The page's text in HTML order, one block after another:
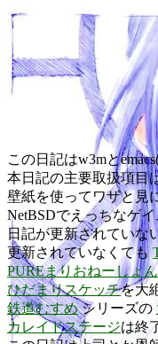
この日記はw3mと
本日記の主要取扱項目
壁紙を使ってワザと見
NetBSDでえっちなゲ
日記が更新されていな
更新されていなくても
PUREまりおねーしょん
ひだまりスケッチを大
鉄道むすめシリーズの
カレイドステージは終